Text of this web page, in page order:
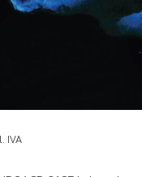
IVA